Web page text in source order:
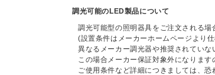
調光可能のLED製品について
調光可能型の照明器具をご注文される場
(設置条件はメーカーホームページより
異なるメーカー調光器や推奨されてい
この場合メーカー保証対象外になります
ご使用条件など詳細につきましては、